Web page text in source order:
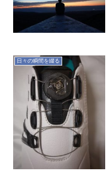
日々の瞬間を綴る